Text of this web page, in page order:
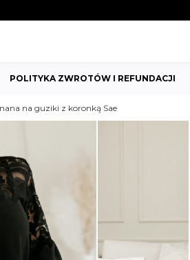
POLITYKA ZWROTÓW I REFUNDACJI
na guziki z koronką Sae